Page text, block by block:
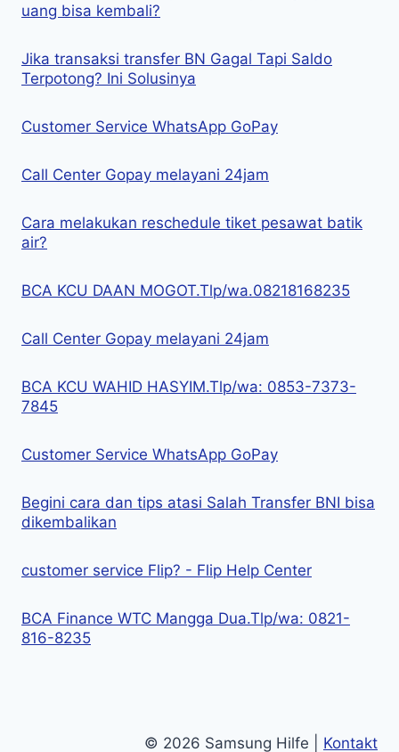
uang bisa kembali?
Jika transaksi transfer BN Gagal Tapi Saldo
Terpotong? Ini Solusinya
Customer Service WhatsApp GoPay
Call Center Gopay melayani 24jam
Cara melakukan reschedule tiket pesawat batik
air?
BCA KCU DAAN MOGOT.Tlp/wa.08218168235
Call Center Gopay melayani 24jam
BCA KCU WAHID HASYIM.Tlp/wa: 0853-7373-
7845
Customer Service WhatsApp GoPay
Begini cara dan tips atasi Salah Transfer BNI bisa
dikembalikan
customer service Flip? - Flip Help Center
BCA Finance WTC Mangga Dua.Tlp/wa: 0821-
816-8235
© 2026 Samsung Hilfe | Kontakt